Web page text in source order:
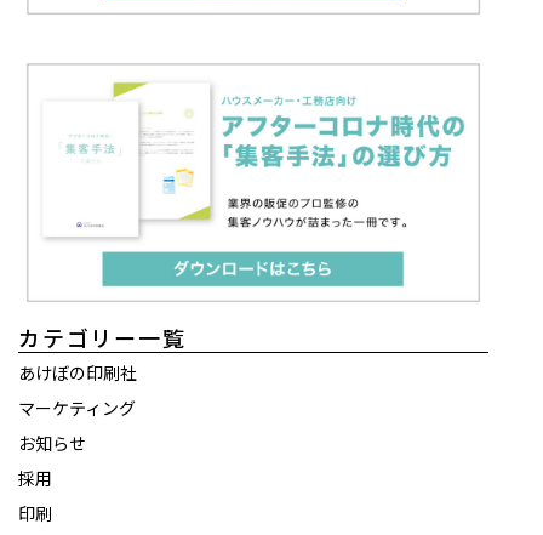
カテゴリー一覧
あけぼの印刷社
マーケティング
お知らせ
採用
印刷